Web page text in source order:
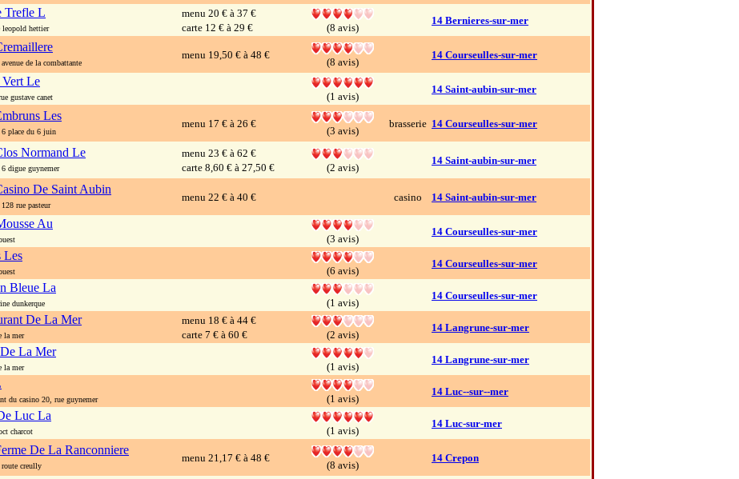
Trefle L
hettier
menu 20 € à 37 €
carte 12 € à 29 €
(8 avis)
14 Bernieres-sur-mer
de la combattante
menu 19,50 € à 48 €
(8 avis)
14 Courseulles-sur-mer
Vert Le
gustave canet (1 avis)
14 Saint-aubin-sur-mer
Les
place du 6 juin
menu 17 € à 26 €
(3 avis)
brasserie 14 Courseulles-sur-mer
Normand Le
digue guynemer
menu 23 € à 62 €
carte 8,60 € à 27,50 €
(2 avis)
14 Saint-aubin-sur-mer
De Saint Aubin
rue pasteur
menu 22 € à 40 € casino 14 Saint-aubin-sur-mer
Au
(3 avis)
14 Courseulles-sur-mer
Les
(6 avis)
14 Courseulles-sur-mer
Bleue La
dunkerque (1 avis)
14 Courseulles-sur-mer
De La Mer
la mer
menu 18 € à 44 €
carte 7 € à 60 €
(2 avis)
14 Langrune-sur-mer
La Mer
la mer (1 avis)
14 Langrune-sur-mer
du casino 20, rue guynemer (1 avis)
14 Luc--sur--mer
Luc La
charcot (1 avis)
14 Luc-sur-mer
De La Ranconniere
creully
menu 21,17 € à 48 €
(8 avis)
14 Crepon